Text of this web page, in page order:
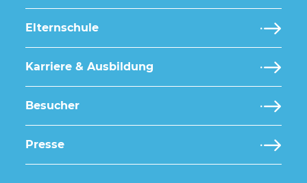
Elternschule
Karriere & Ausbildung
Besucher
Presse